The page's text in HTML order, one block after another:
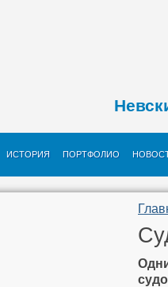
ИСТОРИЯ ПОРТФОЛИО